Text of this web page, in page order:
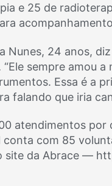
e 25 de
Nunes, 24 anos,
sempre amou
Essa é a
falando que iria
atendimentos
com 85
site da Abrace —